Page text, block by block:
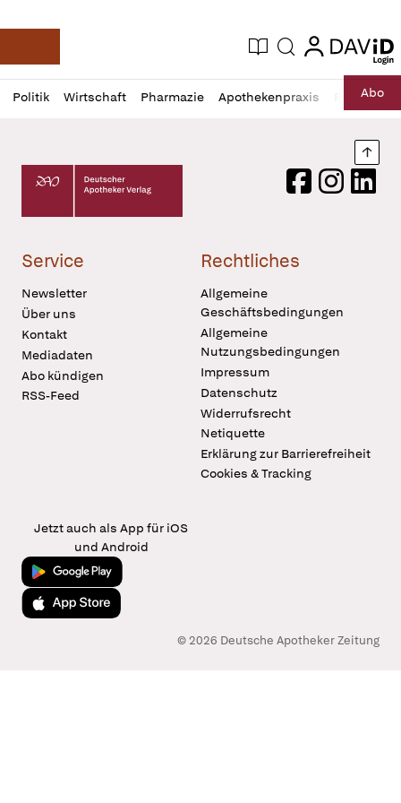
Deutsche Apotheker Zeitung
Aktuelle Ausgabe
Suche login
login
Politik Wirtschaft Pharmazie Apothekenpraxis RechtAbo
Profil
öffnen
Daz
Pur
Deutscher Apotheker Verlag Logo
FacebookInstagram
Service
Newsletter
Über uns
Kontakt
Mediadaten
Abo kündigen
RSS-Feed
Rechtliches
Allgemeine
Geschäftsbedingungen
Allgemeine
Nutzungsbedingungen
Impressum
Datenschutz
Widerrufsrecht
Netiquette
Erklärung zur Barrierefreiheit
Cookies & Tracking
Jetzt auch als App für iOS
und Android
Jetzt bei Google Play
Laden im App Store
© 2026 Deutsche Apotheker Zeitung